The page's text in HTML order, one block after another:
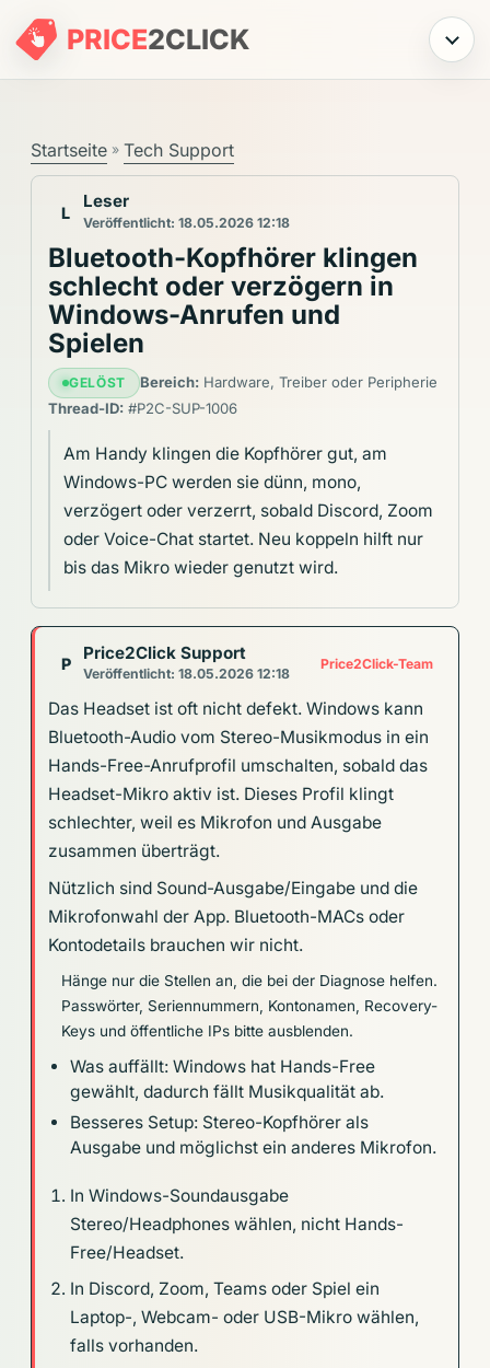
PRICE2CLICK Menü
Startseite » Tech Support
L
Leser
Veröffentlicht: 18.05.2026 12:18
Bluetooth-Kopfhörer klingen
schlecht oder verzögern in
Windows-Anrufen und
Spielen
GELÖST Bereich:Hardware, Treiber oder Peripherie
Thread-ID: #P2C-SUP-1006
Am Handy klingen die Kopfhörer gut, am
Windows-PC werden sie dünn, mono,
verzögert oder verzerrt, sobald Discord, Zoom
oder Voice-Chat startet. Neu koppeln hilft nur
bis das Mikro wieder genutzt wird.
P
Price2Click Support
Veröffentlicht: 18.05.2026 12:18
Price2Click-Team
Das Headset ist oft nicht defekt. Windows kann
Bluetooth-Audio vom Stereo-Musikmodus in ein
Hands-Free-Anrufprofil umschalten, sobald das
Headset-Mikro aktiv ist. Dieses Profil klingt
schlechter, weil es Mikrofon und Ausgabe
zusammen überträgt.
Nützlich sind Sound-Ausgabe/Eingabe und die
Mikrofonwahl der App. Bluetooth-MACs oder
Kontodetails brauchen wir nicht.
Hänge nur die Stellen an, die bei der Diagnose helfen.
Passwörter, Seriennummern, Kontonamen, Recovery-
Keys und öffentliche IPs bitte ausblenden.
Was auffällt: Windows hat Hands-Free
gewählt, dadurch fällt Musikqualität ab.
Besseres Setup: Stereo-Kopfhörer als
Ausgabe und möglichst ein anderes Mikrofon.
In Windows-Soundausgabe
Stereo/Headphones wählen, nicht Hands-
Free/Headset.
In Discord, Zoom, Teams oder Spiel ein
Laptop-, Webcam- oder USB-Mikro wählen,
falls vorhanden.